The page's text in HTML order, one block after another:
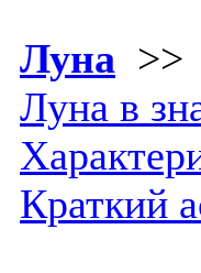
Луна >>
Луна в
Краткий